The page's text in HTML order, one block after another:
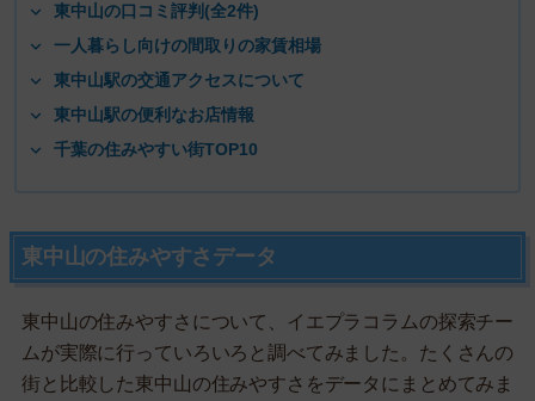
東中山の口コミ評判(全2件)
一人暮らし向けの間取りの家賃相場
東中山駅の交通アクセスについて
東中山駅の便利なお店情報
千葉の住みやすい街TOP10
東中山の住みやすさデータ
東中山の住みやすさについて、イエプラコラムの探索チー
ムが実際に行っていろいろと調べてみました。たくさんの
街と比較した東中山の住みやすさをデータにまとめてみま